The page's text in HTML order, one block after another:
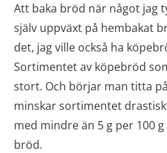
Att baka bröd när något jag
själv uppväxt på hembakat
det, jag ville också ha
Sortimentet av köpebröd
stort. Och börjar man titta
minskar sortimentet
med mindre än 5 g per 100
bröd.